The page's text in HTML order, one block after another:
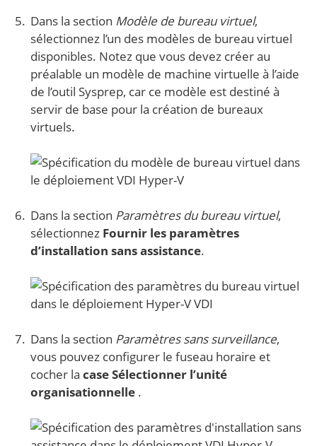
Dans la section Modèle de bureau virtuel,
sélectionnez l’un des modèles de bureau virtuel
disponibles. Notez que vous devez créer au
préalable un modèle de machine virtuelle à l’aide
de l’outil Sysprep, car ce modèle est destiné à
servir de base pour la création de bureaux
virtuels.
Dans la section Paramètres du bureau virtuel,
sélectionnez Fournir les paramètres
d’installation sans assistance.
Dans la section Paramètres sans surveillance,
vous pouvez configurer le fuseau horaire et
cocher la case Sélectionner l’unité
organisationnelle .